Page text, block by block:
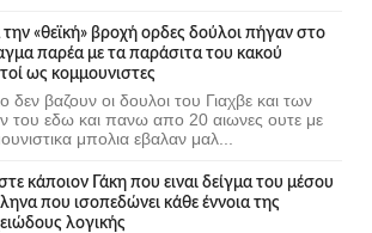
«θεϊκή» βροχή ορδες δούλοι πήγαν στο
παρέα με τα παράσιτα του κακού
ως κομμουνιστες
δεν βαζουν οι δουλοι του Γιαχβε και των
του εδω και πανω απο 20 αιωνες ουτε με
μπολια εβαλαν μαλ...
κάποιον Γάκη που ειναι δείγμα του μέσου
που ισοπεδώνει κάθε έννοια της
λογικής